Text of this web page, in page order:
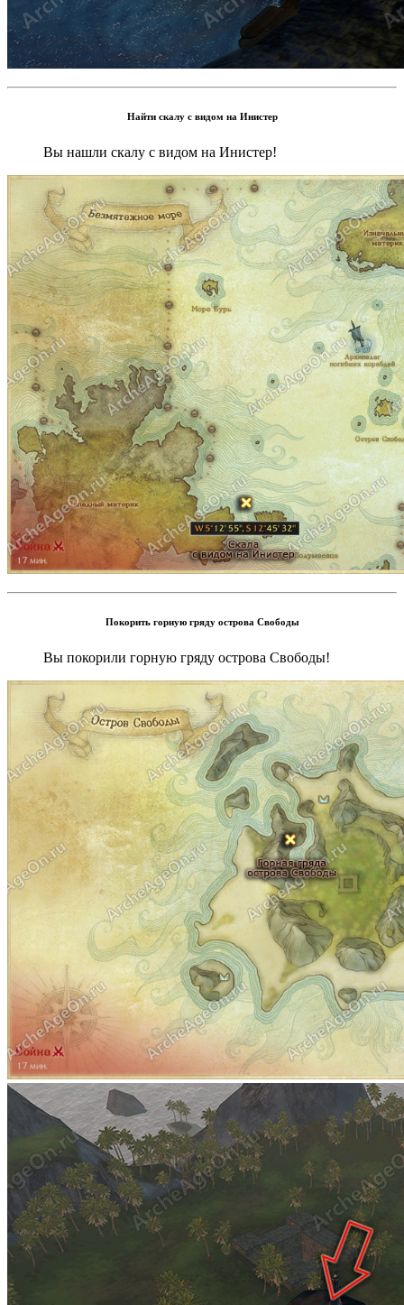
Найти скалу с видом на Инистер
Вы нашли скалу с видом на Инистер!
Покорить горную гряду острова Свободы
Вы покорили горную гряду острова Свободы!